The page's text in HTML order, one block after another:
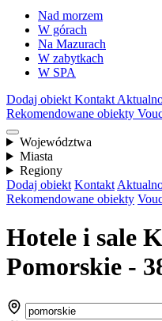
Nad morzem
W górach
Na Mazurach
W zabytkach
W SPA
Dodaj obiekt Kontakt
Rekomendowane obiekty
Województwa
Miasta
Regiony
Dodaj obiekt Kontakt
Rekomendowane obiekty
Hotele i sale
Pomorskie -